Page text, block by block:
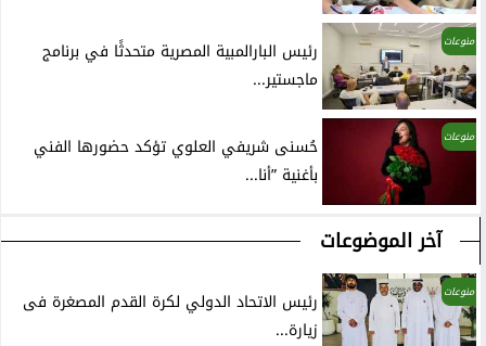
منوعات
رئيس البارالمبية المصرية متحدثًا في برنامج
ماجستير...
منوعات
حُسنى شريفي العلوي تؤكد حضورها الفني
بأغنية ”أنا...
آخر الموضوعات
منوعات
رئيس الاتحاد الدولي لكرة القدم المصغرة فى
زيارة...